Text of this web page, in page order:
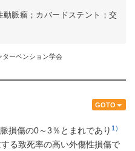
動脈瘤；カバードステント；交
ーベンション学会
GOTO
損傷の0～3％とまれであり 1）
る致死率の高い外傷性損傷で